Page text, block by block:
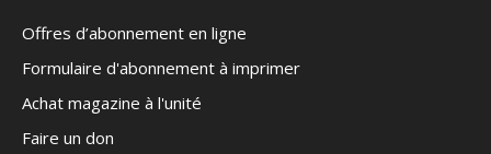
Offres d’abonnement en ligne
Formulaire d'abonnement à imprimer
Achat magazine à l'unité
Faire un don